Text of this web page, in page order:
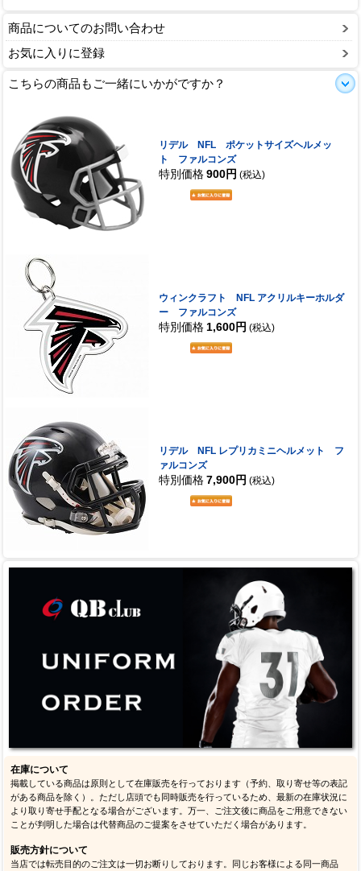
商品についてのお問い合わせ
お気に入りに登録
こちらの商品もご一緒にいかがですか？
リデル NFL ポケットサイズヘルメッ
ト ファルコンズ
特別価格 900円 (税込)
ウィンクラフト NFL アクリルキーホルダ
ー ファルコンズ
特別価格 1,600円 (税込)
リデル NFL レプリカミニヘルメット フ
ァルコンズ
特別価格 7,900円 (税込)
在庫について
掲載している商品は原則として在庫販売を行っております（予約、取り寄せ等の表記
がある商品を除く）。ただし店頭でも同時販売を行っているため、最新の在庫状況に
より取り寄せ手配となる場合がございます。万一、ご注文後に商品をご用意できない
ことが判明した場合は代替商品のご提案をさせていただく場合があります。
販売方針について
当店では転売目的のご注文は一切お断りしております。同じお客様による同一商品